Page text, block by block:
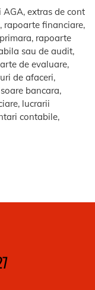
extras de cont
rapoarte financiare,
rapoarte
sau de audit,
de evaluare,
de afaceri,
bancara,
lucrarii
contabile,